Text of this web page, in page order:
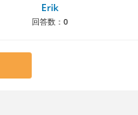
Erik
回答数： 0